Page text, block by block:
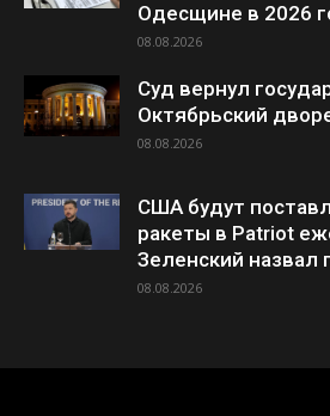
Одесщине в 2026
08.08.2026
Суд вернул
Октябрьский
08.08.2026
США будут
ракеты в Patriot
Зеленский назвал
08.08.2026